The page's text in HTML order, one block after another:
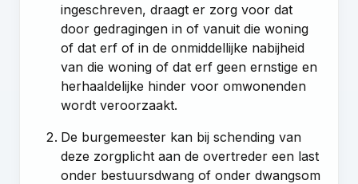
ingeschreven, draagt er zorg voor dat
door gedragingen in of vanuit die woning
of dat erf of in de onmiddellijke nabijheid
van die woning of dat erf geen ernstige en
herhaaldelijke hinder voor omwonenden
wordt veroorzaakt.
De burgemeester kan bij schending van
deze zorgplicht aan de overtreder een last
onder bestuursdwang of onder dwangsom